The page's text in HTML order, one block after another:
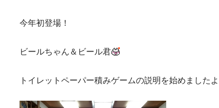
今年初登場！
ビールちゃん＆ビール君
トイレットペーパー積みゲームの説明を始めました